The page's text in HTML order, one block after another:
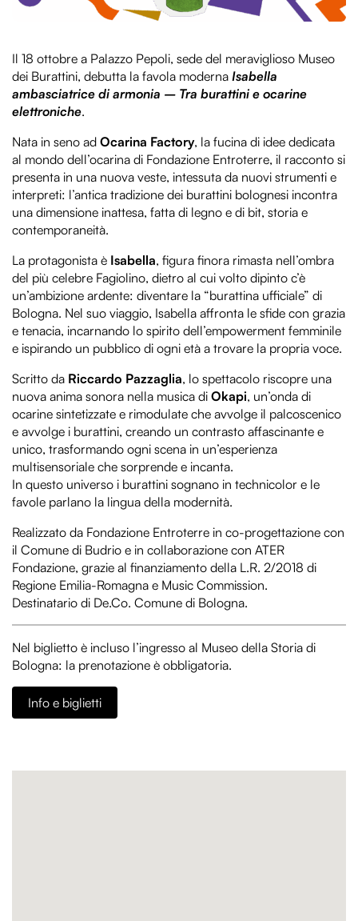
Il 18 ottobre a Palazzo Pepoli, sede del meraviglioso Museo
dei Burattini, debutta la favola moderna Isabella
ambasciatrice di armonia – Tra burattini e ocarine
elettroniche.
Nata in seno ad Ocarina Factory, la fucina di idee dedicata
al mondo dell’ocarina di Fondazione Entroterre, il racconto si
presenta in una nuova veste, intessuta da nuovi strumenti e
interpreti: l’antica tradizione dei burattini bolognesi incontra
una dimensione inattesa, fatta di legno e di bit, storia e
contemporaneità.
La protagonista è Isabella, figura finora rimasta nell’ombra
del più celebre Fagiolino, dietro al cui volto dipinto c’è
un’ambizione ardente: diventare la “burattina ufficiale” di
Bologna. Nel suo viaggio, Isabella affronta le sfide con grazia
e tenacia, incarnando lo spirito dell’empowerment femminile
e ispirando un pubblico di ogni età a trovare la propria voce.
Scritto da Riccardo Pazzaglia, lo spettacolo riscopre una
nuova anima sonora nella musica di Okapi, un’onda di
ocarine sintetizzate e rimodulate che avvolge il palcoscenico
e avvolge i burattini, creando un contrasto affascinante e
unico, trasformando ogni scena in un’esperienza
multisensoriale che sorprende e incanta.
In questo universo i burattini sognano in technicolor e le
favole parlano la lingua della modernità.
Realizzato da Fondazione Entroterre in co-progettazione con
il Comune di Budrio e in collaborazione con ATER
Fondazione, grazie al finanziamento della L.R. 2/2018 di
Regione Emilia-Romagna e Music Commission.
Destinatario di De.Co. Comune di Bologna.
Nel biglietto è incluso l’ingresso al Museo della Storia di
Bologna: la prenotazione è obbligatoria.
Info e biglietti